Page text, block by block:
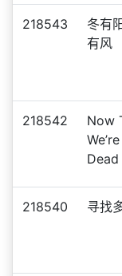
218543
冬有
有风
218542
Now
We’re
Dead
218540 寻找